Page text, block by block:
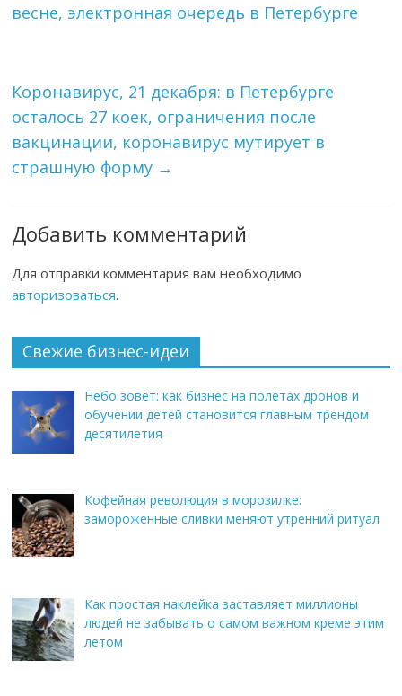
весне, электронная очередь в Петербурге
Коронавирус, 21 декабря: в Петербурге
осталось 27 коек, ограничения после
вакцинации, коронавирус мутирует в
страшную форму →
Добавить комментарий
Для отправки комментария вам необходимо
авторизоваться.
Свежие бизнес-идеи
Небо зовёт: как бизнес на полётах дронов и
обучении детей становится главным трендом
десятилетия
Кофейная революция в морозилке:
замороженные сливки меняют утренний ритуал
Как простая наклейка заставляет миллионы
людей не забывать о самом важном креме этим
летом